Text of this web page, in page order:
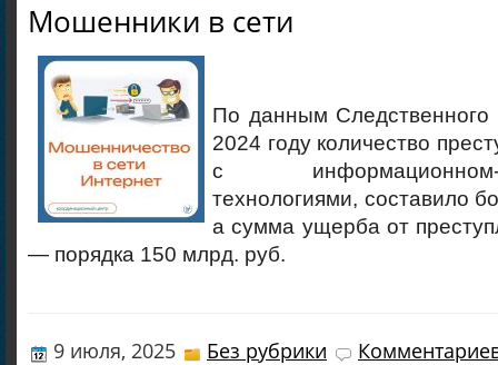
Мошенники в сети
По данным Следственного
2024 году количество
с информационном-
технологиями, составило
а сумма ущерба от
— порядка 150 млрд. руб.
9 июля, 2025 Без рубрики